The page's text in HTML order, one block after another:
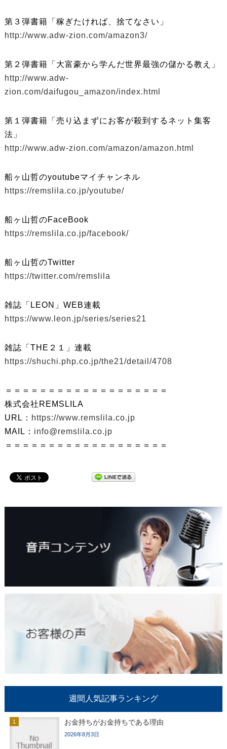
第３弾書籍「稼ぎたければ、捨てなさい」
http://www.adw-zion.com/amazon3/
第２弾書籍「大富豪から学んだ世界最強の儲かる教え」
http://www.adw-
zion.com/daifugou_amazon/index.html
第１弾書籍「売り込まずにお客が殺到するネット集客
法」
http://www.adw-zion.com/amazon/amazon.html
船ヶ山哲のyoutubeマイチャンネル
https://remslila.co.jp/youtube/
船ヶ山哲のFaceBook
https://remslila.co.jp/facebook/
船ヶ山哲のTwitter
https://twitter.com/remslila
雑誌「LEON」WEB連載
https://www.leon.jp/series/series21
雑誌「THE２１」連載
https://shuchi.php.co.jp/the21/detail/4708
＝＝＝＝＝＝＝＝＝＝＝＝＝＝＝＝＝＝＝
株式会社REMSLILA
URL： https://www.remslila.co.jp
MAIL： info@remslila.co.jp
＝＝＝＝＝＝＝＝＝＝＝＝＝＝＝＝＝＝＝
週間人気記事ランキング
お金持ちがお金持ちである理由
2026年8月3日